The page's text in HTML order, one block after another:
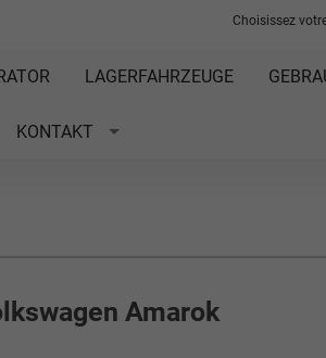
Choisissez
LAGERFAHRZEUGE
KONTAKT
Amarok